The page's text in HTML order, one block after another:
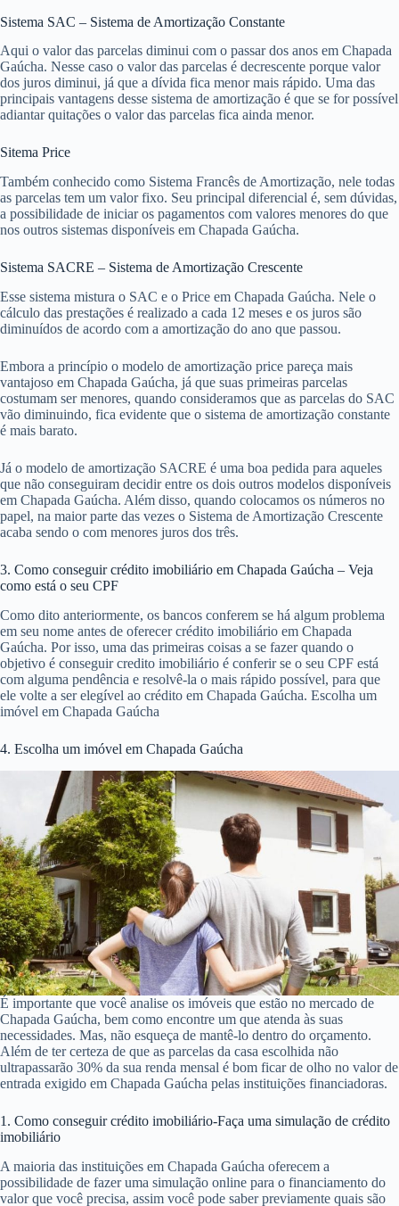
Sistema SAC – Sistema de Amortização Constante
Aqui o valor das parcelas diminui com o passar dos anos em Chapada
Gaúcha. Nesse caso o valor das parcelas é decrescente porque valor
dos juros diminui, já que a dívida fica menor mais rápido. Uma das
principais vantagens desse sistema de amortização é que se for possível
adiantar quitações o valor das parcelas fica ainda menor.
Sitema Price
Também conhecido como Sistema Francês de Amortização, nele todas
as parcelas tem um valor fixo. Seu principal diferencial é, sem dúvidas,
a possibilidade de iniciar os pagamentos com valores menores do que
nos outros sistemas disponíveis em Chapada Gaúcha.
Sistema SACRE – Sistema de Amortização Crescente
Esse sistema mistura o SAC e o Price em Chapada Gaúcha. Nele o
cálculo das prestações é realizado a cada 12 meses e os juros são
diminuídos de acordo com a amortização do ano que passou.
Embora a princípio o modelo de amortização price pareça mais
vantajoso em Chapada Gaúcha, já que suas primeiras parcelas
costumam ser menores, quando consideramos que as parcelas do SAC
vão diminuindo, fica evidente que o sistema de amortização constante
é mais barato.
Já o modelo de amortização SACRE é uma boa pedida para aqueles
que não conseguiram decidir entre os dois outros modelos disponíveis
em Chapada Gaúcha. Além disso, quando colocamos os números no
papel, na maior parte das vezes o Sistema de Amortização Crescente
acaba sendo o com menores juros dos três.
3. Como conseguir crédito imobiliário em Chapada Gaúcha – Veja
como está o seu CPF
Como dito anteriormente, os bancos conferem se há algum problema
em seu nome antes de oferecer crédito imobiliário em Chapada
Gaúcha. Por isso, uma das primeiras coisas a se fazer quando o
objetivo é conseguir credito imobiliário é conferir se o seu CPF está
com alguma pendência e resolvê-la o mais rápido possível, para que
ele volte a ser elegível ao crédito em Chapada Gaúcha. Escolha um
imóvel em Chapada Gaúcha
4. Escolha um imóvel em Chapada Gaúcha
É importante que você analise os imóveis que estão no mercado de
Chapada Gaúcha, bem como encontre um que atenda às suas
necessidades. Mas, não esqueça de mantê-lo dentro do orçamento.
Além de ter certeza de que as parcelas da casa escolhida não
ultrapassarão 30% da sua renda mensal é bom ficar de olho no valor de
entrada exigido em Chapada Gaúcha pelas instituições financiadoras.
1. Como conseguir crédito imobiliário-Faça uma simulação de crédito
imobiliário
A maioria das instituições em Chapada Gaúcha oferecem a
possibilidade de fazer uma simulação online para o financiamento do
valor que você precisa, assim você pode saber previamente quais são